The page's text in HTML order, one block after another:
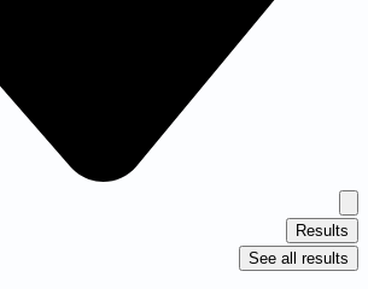
Results
See all results